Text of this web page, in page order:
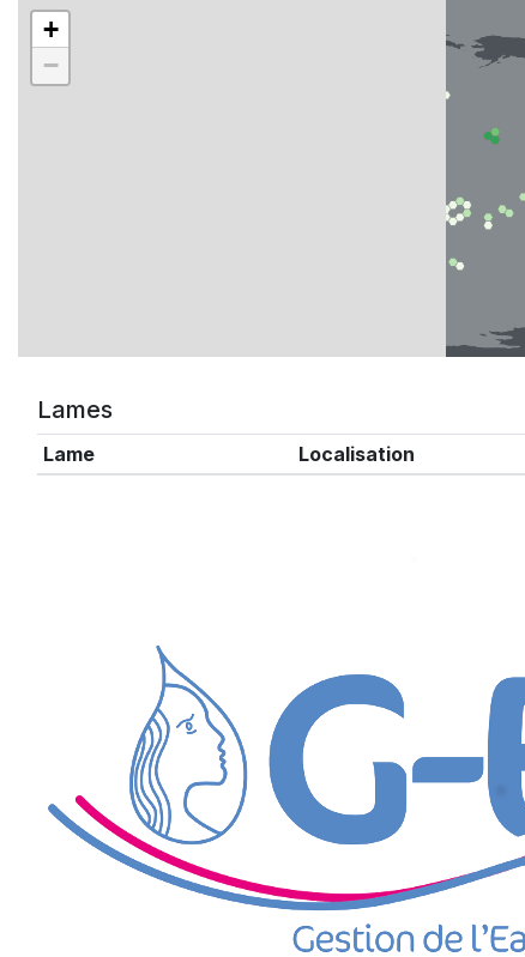
+
−
Lames
Lame Localisation